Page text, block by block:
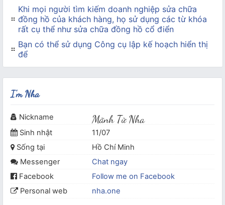
Khi mọi người tìm kiếm doanh nghiệp sửa chữa
đồng hồ của khách hàng, họ sử dụng các từ khóa
rất cụ thể như sửa chữa đồng hồ cổ điển
Bạn có thể sử dụng Công cụ lập kế hoạch hiển thị
để
I'm Nha
Nickname Mãnh Tử Nha
Sinh nhật
11/07
Sống tại
Hồ Chí Minh
Messenger
Chat ngay
Facebook
Follow me on Facebook
Personal web
nha.one